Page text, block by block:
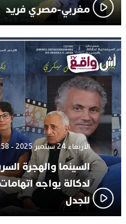
مغربي-مصري فريد
الأربعاء 24 سبتمبر 2025 - 13:58
السينما والهجرة
لدكالة يواجه
للجدل